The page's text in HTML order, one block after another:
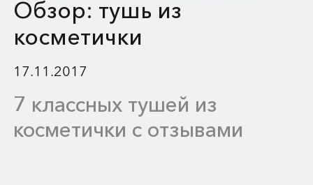
Обзор: тушь из
косметички
17.11.2017
7 классных тушей из
косметички с отзывами